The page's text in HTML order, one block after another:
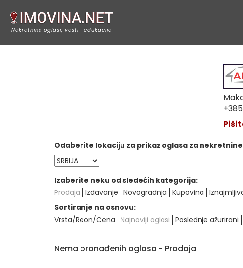
Odaberite lokaciju za prikaz oglasa za
Izaberite neku od sledećih kategorija:
Prodaja Izdavanje Novogradnja Kupovina
Sortiranje na osnovu:
Vrsta/Reon/Cena Najnoviji oglasi Poslednje ažurirani
Nema pronađenih oglasa - Prodaja
Nekretnine oglasi, vesti i edukacije